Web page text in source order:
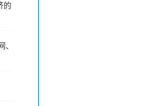
的
、